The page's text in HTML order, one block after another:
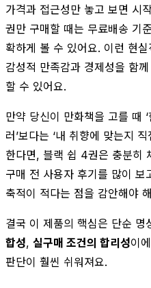
가격과 접근성만 놓고 보면 시
권만 구매할 때는 무료배송 기
확하게 볼 수 있어요. 이런 현
감성적 만족감과 경제성을 함
할 수 있어요.
만약 당신이 만화책을 고를 때
러’보다는 ‘내 취향에 맞는지
한다면, 블랙 쉽 4권은 충분히
구매 전 사용자 후기를 많이 보
축적이 적다는 점을 감안해야
결국 이 제품의 핵심은 단순 명
합성, 실구매 조건의 합리성이
판단이 훨씬 쉬워져요.